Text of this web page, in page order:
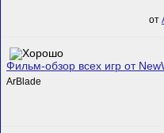
от
Фильм-обзор всех игр от
ArBlade